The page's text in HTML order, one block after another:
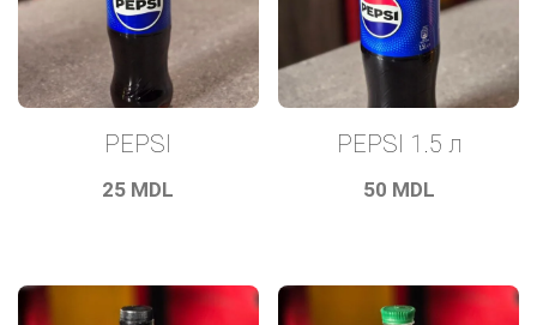
PEPSI
25 MDL
PEPSI 1.5 л
50 MDL